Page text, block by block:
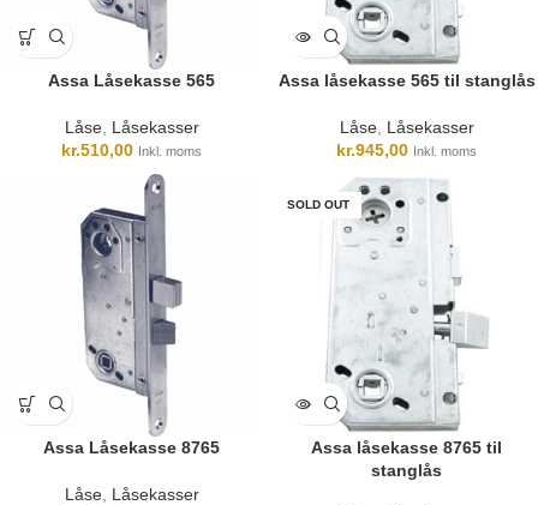
Assa Låsekasse 565
Låse, Låsekasser
kr.510,00 Inkl. moms
Assa låsekasse 565 til stanglås
Låse, Låsekasser
kr.945,00 Inkl. moms
Assa Låsekasse 8765
Låse, Låsekasser
SOLD OUT
Assa låsekasse 8765 til
stanglås